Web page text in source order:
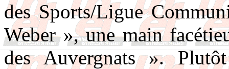
des Sports/Ligue
Weber », une main
des Auvergnats ».